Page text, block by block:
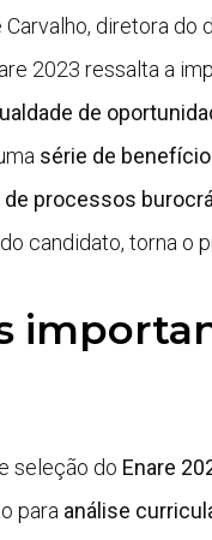
Carvalho, diretora do
2023 ressalta a
de
série de
processos
candidato, torna o
seleção do Enare
para análise